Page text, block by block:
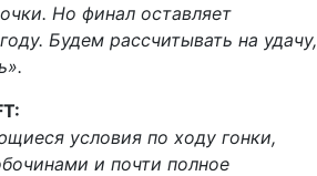
Но финал оставляет
Будем рассчитывать на удачу,
условия по ходу гонки,
и почти полное